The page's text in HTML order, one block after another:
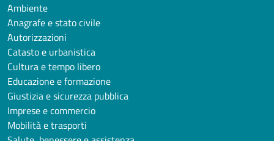
Ambiente
Anagrafe e stato civile
Autorizzazioni
Catasto e urbanistica
Cultura e tempo libero
Educazione e formazione
Giustizia e sicurezza pubblica
Imprese e commercio
Mobilità e trasporti